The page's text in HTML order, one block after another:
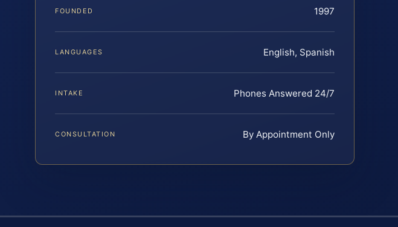
FOUNDED 1997
LANGUAGES English, Spanish
INTAKE Phones Answered 24/7
CONSULTATION By Appointment Only